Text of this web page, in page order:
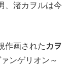
、渚カヲルは今
作画された カヲ
ンゲリオン～